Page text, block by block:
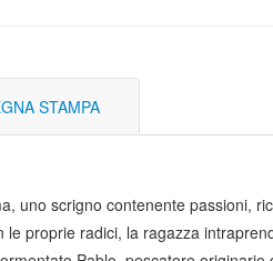
STAMPA
uno scrigno contenente
proprie radici, la ragazza